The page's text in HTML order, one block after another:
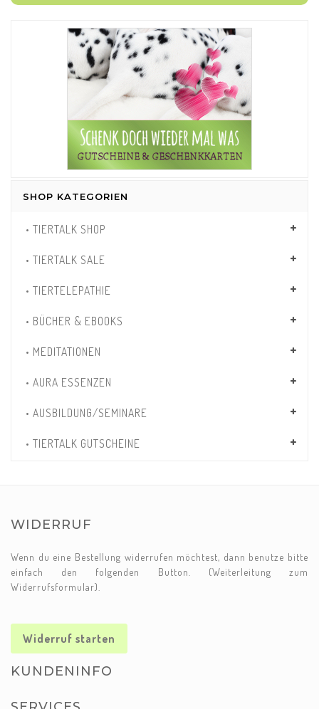
SHOP KATEGORIEN
• TIERTALK SHOP
• TIERTALK SALE
• TIERTELEPATHIE
• BÜCHER & EBOOKS
• MEDITATIONEN
• AURA ESSENZEN
• AUSBILDUNG/SEMINARE
• TIERTALK GUTSCHEINE
WIDERRUF
Wenn du eine Bestellung widerrufen möchtest, dann benutze bitte
einfach den folgenden Button. (Weiterleitung zum
Widerrufsformular).
Widerruf starten
KUNDENINFO